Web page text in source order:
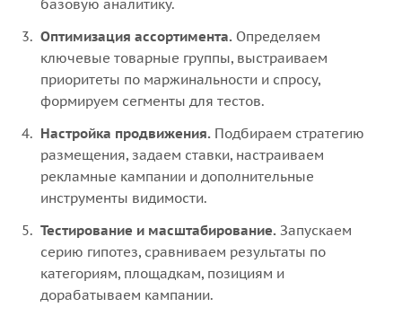
базовую аналитику.
Оптимизация ассортимента. Определяем
ключевые товарные группы, выстраиваем
приоритеты по маржинальности и спросу,
формируем сегменты для тестов.
Настройка продвижения. Подбираем стратегию
размещения, задаем ставки, настраиваем
рекламные кампании и дополнительные
инструменты видимости.
Тестирование и масштабирование. Запускаем
серию гипотез, сравниваем результаты по
категориям, площадкам, позициям и
дорабатываем кампании.